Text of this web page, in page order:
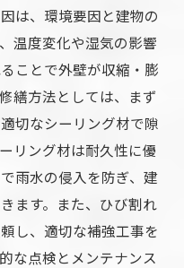
は、環境要因と建物の
温度変化や湿気の影響
ことで外壁が収縮・膨
繕方法としては、まず
切なシーリング材で隙
リング材は耐久性に優
雨水の侵入を防ぎ、建
ます。また、ひび割れ
し、適切な補強工事を
な点検とメンテナンス